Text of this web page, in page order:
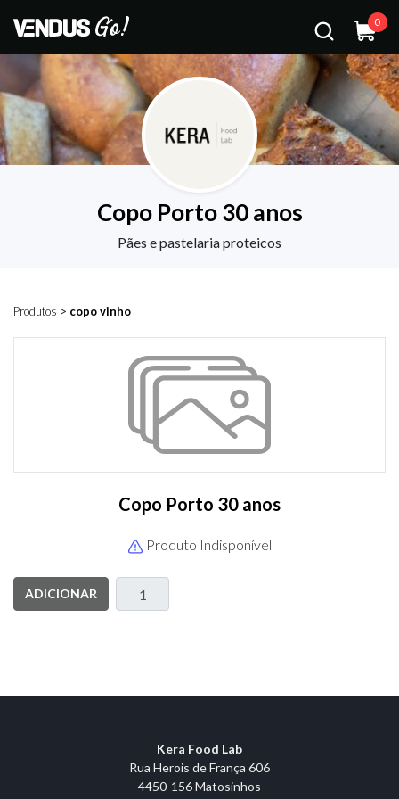
0
Copo Porto 30 anos
Pães e pastelaria proteicos
Produtos > copo vinho
Copo Porto 30 anos
Produto Indisponível
ADICIONAR
Kera Food Lab
Rua Herois de França 606
4450-156 Matosinhos